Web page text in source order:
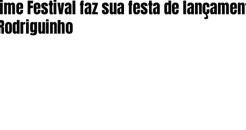
Festival faz sua festa de